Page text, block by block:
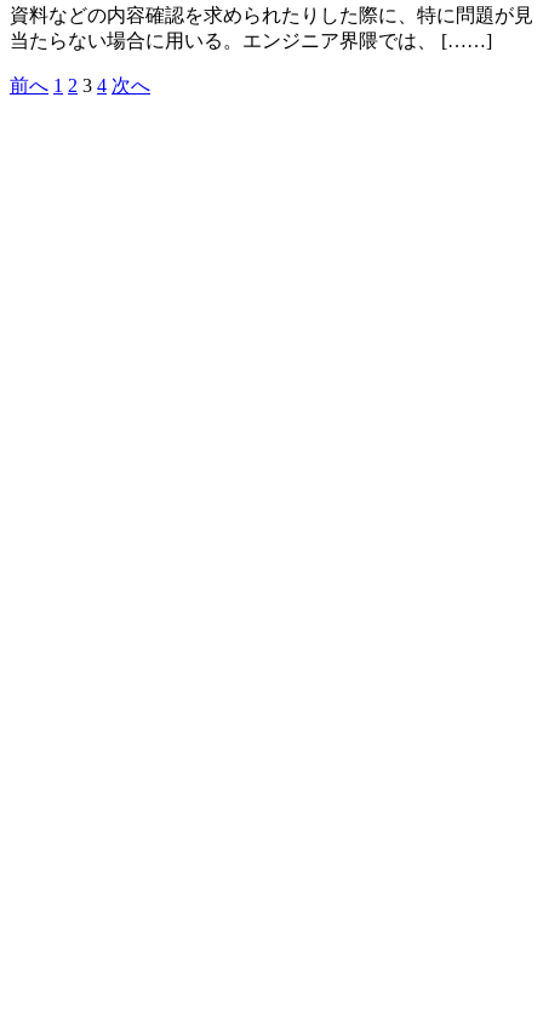
資料などの内容確認を求められたりした際に、特に問題が見
当たらない場合に用いる。エンジニア界隈では、 [……]
投
前へ 1 2 3 4 次へ